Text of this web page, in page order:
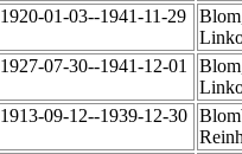
1920-01-03--1941-11-29
1927-07-30--1941-12-01
1913-09-12--1939-12-30